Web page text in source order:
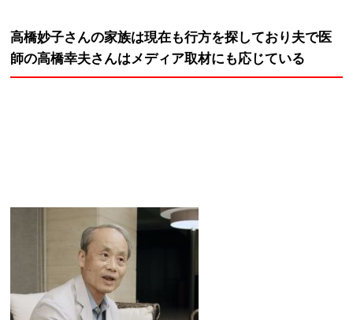
高橋妙子さんの家族は現在も行方を探しており夫で医
師の高橋幸夫さんはメディア取材にも応じている